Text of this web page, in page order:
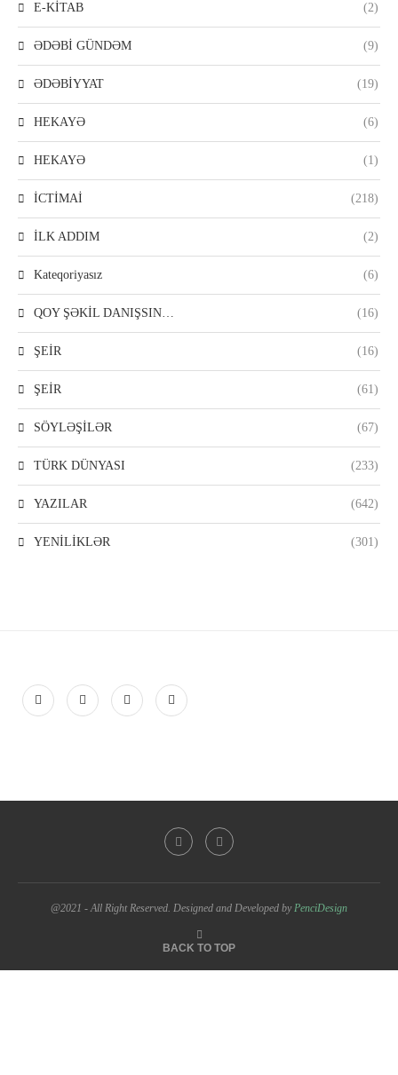
E-KİTAB (2)
ƏDƏBİ GÜNDƏM (9)
ƏDƏBİYYAT (19)
HEKAYƏ (6)
HEKAYƏ (1)
İCTİMAİ (218)
İLK ADDIM (2)
Kateqoriyasız (6)
QOY ŞƏKİL DANIŞSIN… (16)
ŞEİR (16)
ŞEİR (61)
SÖYLƏŞİLƏR (67)
TÜRK DÜNYASI (233)
YAZILAR (642)
YENİLİKLƏR (301)
@2021 - All Right Reserved. Designed and Developed byPenciDesign
BACK TO TOP